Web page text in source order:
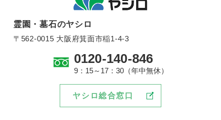
霊園・墓石のヤシロ
〒562-0015 大阪府箕面市稲1-4-3
0120-140-846
9：15～17：30（年中無休）
ヤシロ総合窓口